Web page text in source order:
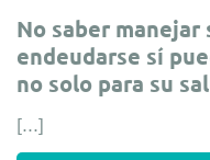
No saber manejar
endeudarse sí
no solo para su
[…]